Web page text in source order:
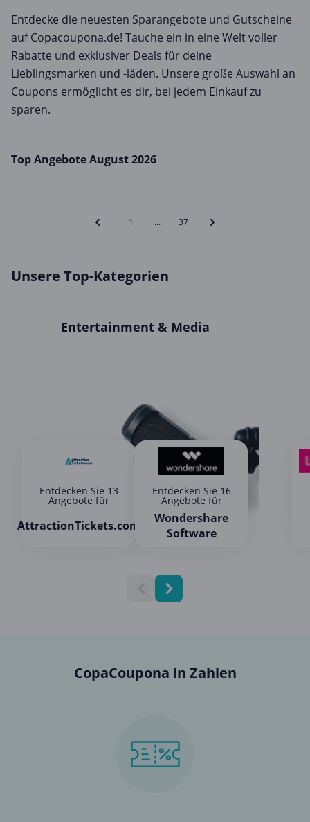
Entdecke die neuesten Sparangebote und Gutscheine
auf Copacoupona.de! Tauche ein in eine Welt voller
Rabatte und exklusiver Deals für deine
Lieblingsmarken und -läden. Unsere große Auswahl an
Coupons ermöglicht es dir, bei jedem Einkauf zu
sparen.
Top Angebote August 2026
1 ... 37
Unsere Top-Kategorien
Entertainment & Media
Entdecken Sie 13
Angebote für
AttractionTickets.com
Entdecken Sie 16
Angebote für
Wondershare
Software
CopaCoupona in Zahlen